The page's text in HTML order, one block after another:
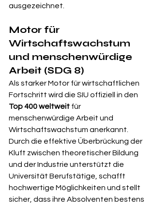
ausgezeichnet.
Motor für
Wirtschaftswachstum
und menschenwürdige
Arbeit (SDG 8)
Als starker Motor für wirtschaftlichen
Fortschritt wird die SIU offiziell in den
Top 400 weltweit für
menschenwürdige Arbeit und
Wirtschaftswachstum anerkannt.
Durch die effektive Überbrückung der
Kluft zwischen theoretischer Bildung
und der Industrie unterstützt die
Universität Berufstätige, schafft
hochwertige Möglichkeiten und stellt
sicher, dass ihre Absolventen bestens